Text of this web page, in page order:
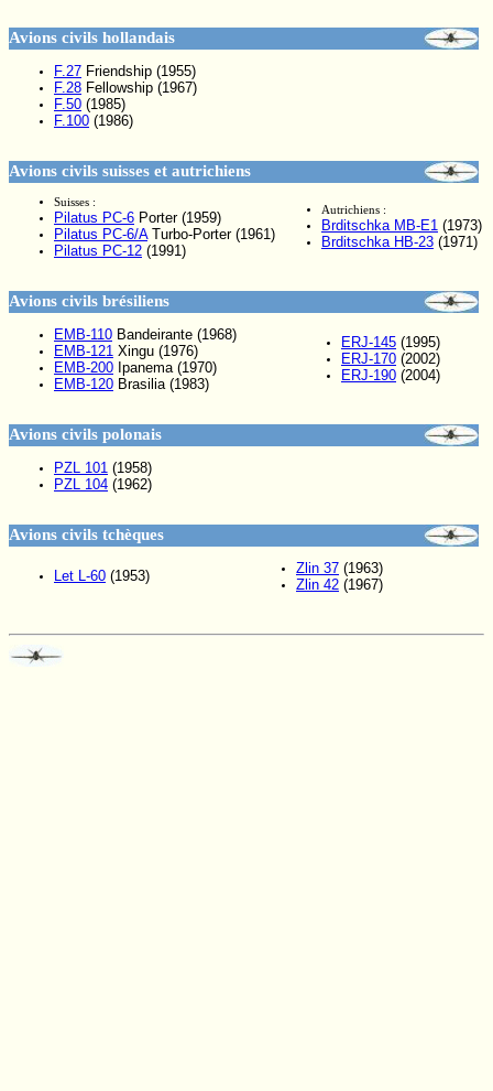
Avions civils hollandais
F.27 Friendship (1955)
F.28 Fellowship (1967)
F.50 (1985)
F.100 (1986)
Avions civils suisses et autrichiens
Suisses :
Pilatus PC-6 Porter (1959)
Pilatus PC-6/ATurbo-Porter (1961)
Pilatus PC-12 (1991)
Autrichiens :
Brditschka MB-E1 (1973)
Brditschka HB-23 (1971)
Avions civils brésiliens
EMB-110 Bandeirante (1968)
EMB-121 Xingu (1976)
EMB-200 Ipanema (1970)
EMB-120 Brasilia (1983)
ERJ-145 (1995)
ERJ-170 (2002)
ERJ-190 (2004)
Avions civils polonais
PZL 101 (1958)
PZL 104 (1962)
Avions civils tchèques
Let L-60 (1953) Zlin 37 (1963)
Zlin 42 (1967)